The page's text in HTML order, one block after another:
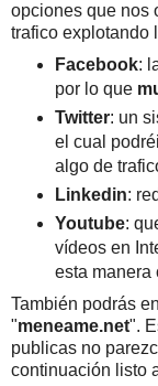
opciones que nos
trafico explotando
Facebook:
por lo que
Twitter: un
el cual
algo de
Linkedin:
Youtube:
vídeos en
esta manera
También podrás
"meneame.net".
publicas no
continuación listo